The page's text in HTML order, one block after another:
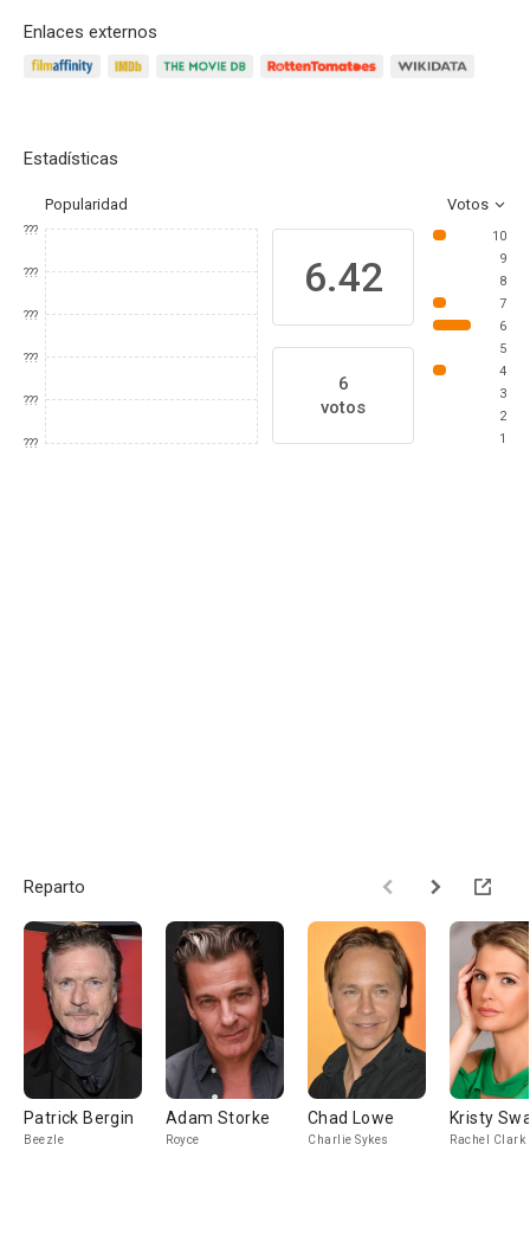
Enlaces externos
Estadísticas
Popularidad Votos
???
???
???
???
???
???
6.42
6
votos
10
9
8
7
6
5
4
3
2
1
Reparto
Patrick Bergin
Beezle
Adam Storke
Royce
Chad Lowe
Charlie Sykes
Kristy
Rachel Clark